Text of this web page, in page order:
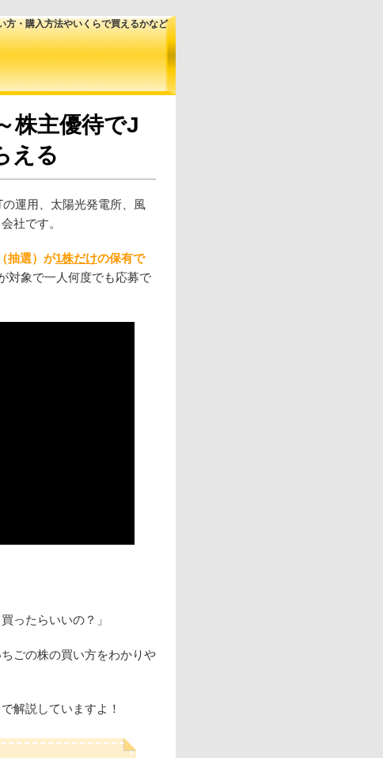
方・購入方法やいくらで買えるかなど
株主優待でJ
える
運用、太陽光発電所、風
社です。
抽選）が1株だけの保有で
対象で一人何度でも応募で
ったらいいの？」
ごの株の買い方をわかりや
解説していますよ！